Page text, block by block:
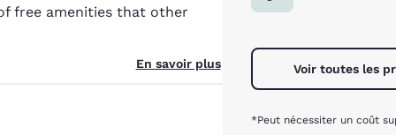
free amenities that other
En savoir plus Voir toutes les
*Peut nécessiter un coût